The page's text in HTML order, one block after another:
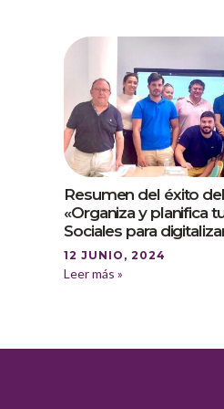
Resumen del éxito
«Organiza y planifica
Sociales para
12 JUNIO, 2024
Leer más »